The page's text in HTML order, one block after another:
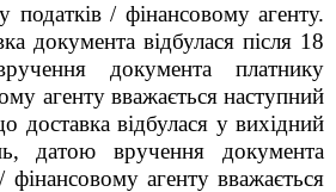
податків / фінансовому агенту.
документа відбулася після 18
документа платнику
агенту вважається наступний
відбулася у вихідний
датою вручення документа
фінансовому агенту вважається